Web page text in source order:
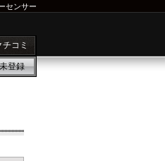
センサー
コミ
未登録